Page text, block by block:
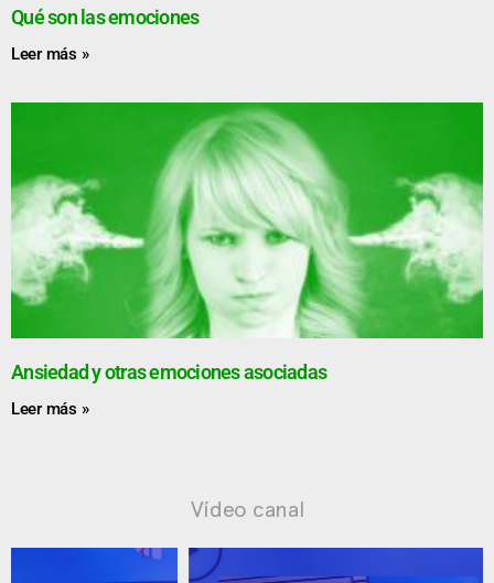
Qué son las emociones
Leer más »
Ansiedad y otras emociones asociadas
Leer más »
Vídeo canal